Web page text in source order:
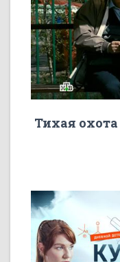
Тихая охота